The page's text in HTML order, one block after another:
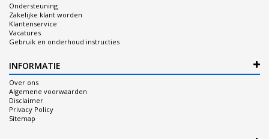
Ondersteuning
Zakelijke klant worden
Klantenservice
Vacatures
Gebruik en onderhoud instructies
INFORMATIE
Over ons
Algemene voorwaarden
Disclaimer
Privacy Policy
Sitemap